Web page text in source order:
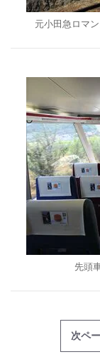
元小田急ロマ
先頭
次ペ